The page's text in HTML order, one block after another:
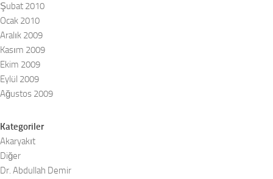
Şubat 2010
Ocak 2010
Aralık 2009
Kasım 2009
Ekim 2009
Eylül 2009
Ağustos 2009
Kategoriler
Akaryakıt
Diğer
Dr. Abdullah Demir